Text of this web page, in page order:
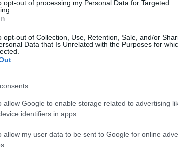
opt-out of processing my Personal Data for Targeted
opt-out of Collection, Use, Retention, Sale, and/or
Data that Is Unrelated with the Purposes for
allow Google to enable storage related to advertising
identifiers in apps.
allow my user data to be sent to Google for online